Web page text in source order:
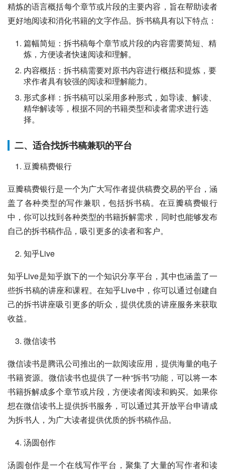
精炼的语言概括每个章节或片段的主要内容，旨在帮助读者
更好地阅读和消化书籍的文字作品。拆书稿具有以下特点：
篇幅简短：拆书稿每个章节或片段的内容需要简短、精
炼，方便读者快速阅读和理解。
内容概括：拆书稿需要对原书内容进行概括和提炼，要
求作者具有较强的阅读和理解能力。
形式多样：拆书稿可以采用多种形式，如导读、解读、
精华解读等，根据不同的书籍类型和读者需求进行选
择。
二、适合找拆书稿兼职的平台
豆瓣稿费银行
豆瓣稿费银行是一个为广大写作者提供稿费交易的平台，涵
盖了各种类型的写作兼职，包括拆书稿。在豆瓣稿费银行
中，你可以找到各种类型的书籍拆解需求，同时也能够发布
自己的拆书稿作品，吸引更多的读者和客户。
知乎Live
知乎Live是知乎旗下的一个知识分享平台，其中也涵盖了一
些拆书稿的讲座和课程。在知乎Live中，你可以通过创建自
己的拆书讲座吸引更多的听众，提供优质的讲座服务来获取
收益。
微信读书
微信读书是腾讯公司推出的一款阅读应用，提供海量的电子
书籍资源。微信读书也提供了一种“拆书”功能，可以将一本
书籍拆解成多个章节或片段，方便读者阅读和购买。如果你
想在微信读书上提供拆书服务，可以通过其开放平台申请成
为拆书人，为广大读者提供优质的拆书稿作品。
汤圆创作
汤圆创作是一个在线写作平台，聚集了大量的写作者和读